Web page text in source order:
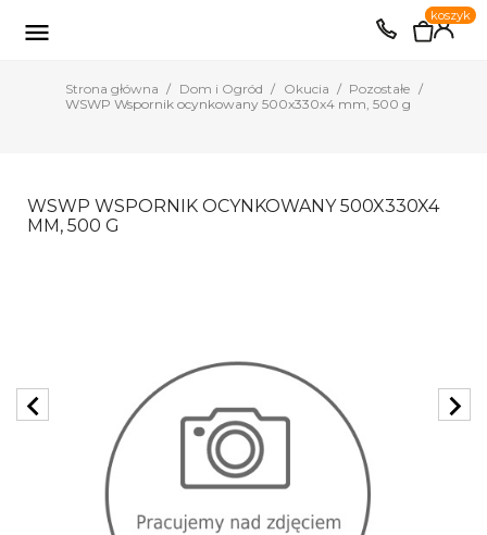
EUR PLN

0
koszyk
Strona główna Dom i Ogród Okucia
Pozostałe
WSWP Wspornik ocynkowany 500x330x4 mm, 500 g
WSWP WSPORNIK OCYNKOWANY 500X330X4
MM, 500 G
chevron_left chevron_right